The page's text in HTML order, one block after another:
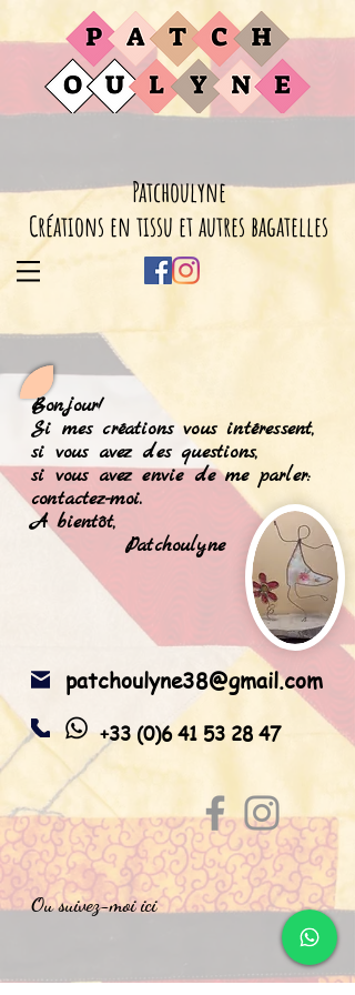
Patchoulyne
Créations en tissu et autres bagatelles
Bonjour!
Si mes créations vous intéressent,
si vous avez des questions,
si vous avez envie de me parler:
contactez-moi.
A bientôt,
Patchoulyne
patchoulyne38@gmail.com
+33 (0)6 41 53 28 47
Ou suivez-moi ici